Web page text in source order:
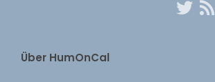
Über HumOnCal